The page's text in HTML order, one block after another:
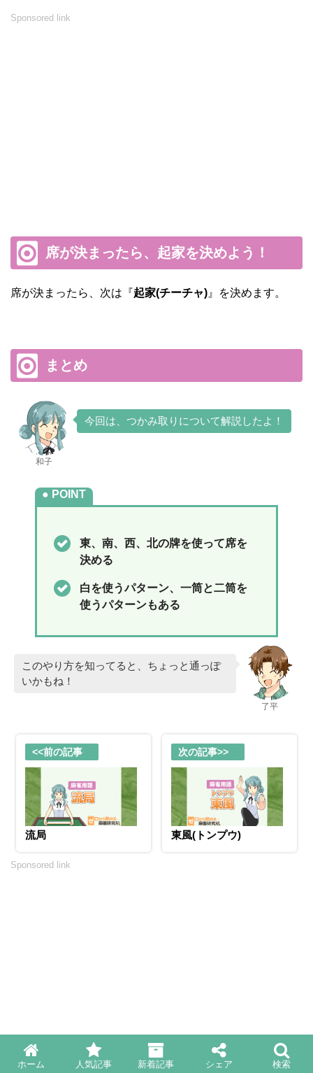
Sponsored link
席が決まったら、起家を決めよう！
席が決まったら、次は『起家(チーチャ) 』を決めます。
まとめ
和子
今回は、つかみ取りについて解説したよ！
POINT
東、南、西、北の牌を使って席を
決める
白を使うパターン、一筒と二筒を
使うパターンもある
了平
このやり方を知ってると、ちょっと通っぽ
いかもね！
<<前の記事
流局
次の記事>>
東風(トンプウ)
Sponsored link
ホーム 人気記事 新着記事 シェア 検索